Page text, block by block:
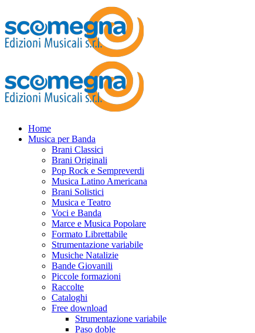
Home
Musica per Banda
Brani Classici
Brani Originali
Pop Rock e Sempreverdi
Musica Latino Americana
Brani Solistici
Musica e Teatro
Voci e Banda
Marce e Musica Popolare
Formato Librettabile
Strumentazione variabile
Musiche Natalizie
Bande Giovanili
Piccole formazioni
Raccolte
Cataloghi
Free download
Strumentazione variabile
Paso doble